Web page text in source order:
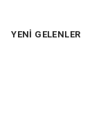
YENİ GELENLER